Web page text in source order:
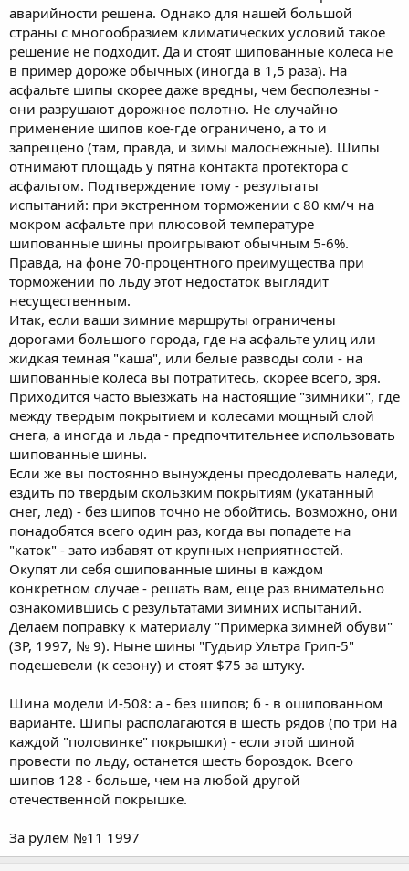
аварийности решена. Однако для нашей большой
страны с многообразием климатических условий такое
решение не подходит. Да и стоят шипованные колеса не
в пример дороже обычных (иногда в 1,5 раза). На
асфальте шипы скорее даже вредны, чем бесполезны -
они разрушают дорожное полотно. Не случайно
применение шипов кое-где ограничено, а то и
запрещено (там, правда, и зимы малоснежные). Шипы
отнимают площадь у пятна контакта протектора с
асфальтом. Подтверждение тому - результаты
испытаний: при экстренном торможении с 80 км/ч на
мокром асфальте при плюсовой температуре
шипованные шины проигрывают обычным 5-6%.
Правда, на фоне 70-процентного преимущества при
торможении по льду этот недостаток выглядит
несущественным.
Итак, если ваши зимние маршруты ограничены
дорогами большого города, где на асфальте улиц или
жидкая темная "каша", или белые разводы соли - на
шипованные колеса вы потратитесь, скорее всего, зря.
Приходится часто выезжать на настоящие "зимники", где
между твердым покрытием и колесами мощный слой
снега, а иногда и льда - предпочтительнее использовать
шипованные шины.
Если же вы постоянно вынуждены преодолевать наледи,
ездить по твердым скользким покрытиям (укатанный
снег, лед) - без шипов точно не обойтись. Возможно, они
понадобятся всего один раз, когда вы попадете на
"каток" - зато избавят от крупных неприятностей.
Окупят ли себя ошипованные шины в каждом
конкретном случае - решать вам, еще раз внимательно
ознакомившись с результатами зимних испытаний.
Делаем поправку к материалу "Примерка зимней обуви"
(ЗР, 1997, № 9). Ныне шины "Гудьир Ультра Грип-5"
подешевели (к сезону) и стоят $75 за штуку.
Шина модели И-508: а - без шипов; б - в ошипованном
варианте. Шипы располагаются в шесть рядов (по три на
каждой "половинке" покрышки) - если этой шиной
провести по льду, останется шесть бороздок. Всего
шипов 128 - больше, чем на любой другой
отечественной покрышке.
За рулем №11 1997